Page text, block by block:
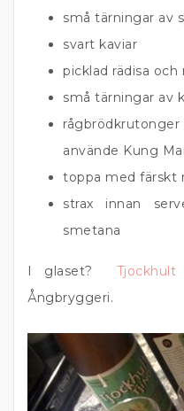
små tärningar av
svart kaviar
picklad rädisa och
små tärningar av
använde Kung
toppa med färskt
strax innan
smetana
I glaset? Tjockhult
Ångbryggeri.